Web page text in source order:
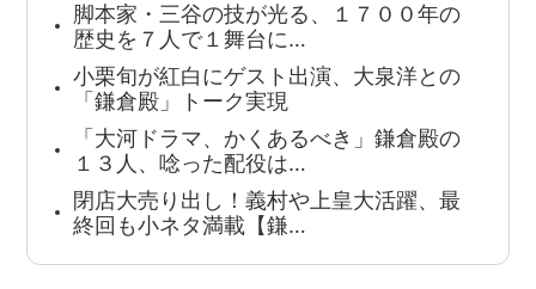
脚本家・三谷の技が光る、１７００年の
歴史を７人で１舞台に…
小栗旬が紅白にゲスト出演、大泉洋との
「鎌倉殿」トーク実現
「大河ドラマ、かくあるべき」鎌倉殿の
１３人、唸った配役は…
閉店大売り出し！義村や上皇大活躍、最
終回も小ネタ満載【鎌…